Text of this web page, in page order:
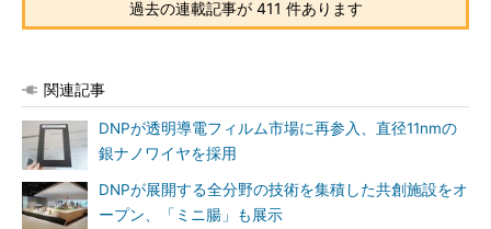
過去の連載記事が 411 件あります
関連記事
DNPが透明導電フィルム市場に再参入、直径11nmの
銀ナノワイヤを採用
DNPが展開する全分野の技術を集積した共創施設をオ
ープン、「ミニ腸」も展示